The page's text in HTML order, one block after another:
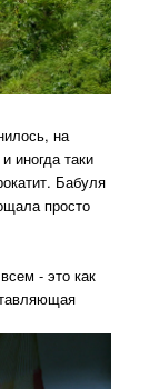
на
иногда таки
Бабуля
просто
- это как